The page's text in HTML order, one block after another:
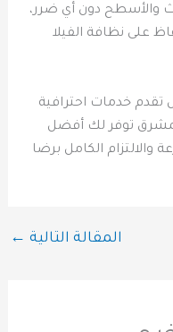
والأسطح دون أي ضرر،
على نظافة الفيلا
خدمات احترافية
توفر لك أفضل
والالتزام الكامل برضا
المقالة التالية ←